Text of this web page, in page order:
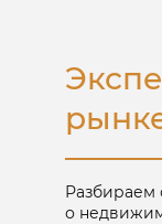
Получить
о